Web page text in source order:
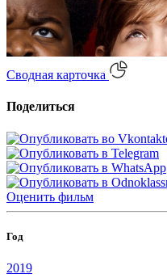
Сводная карточка
Поделиться
Оценить фильм
Год
2019